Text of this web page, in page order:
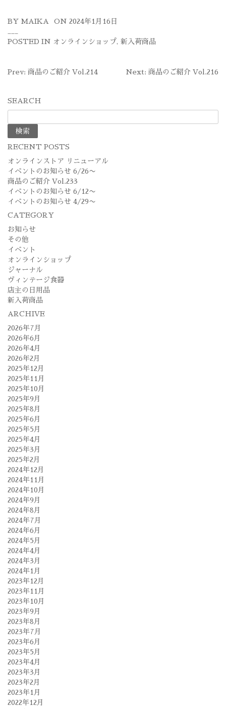
BY MAIKA ON 2024年1月16日
POSTED IN オンラインショップ, 新入荷商品
投
ナ
ビ
ゲ
ー
シ
ョ
ン
Prev: 商品のご紹介 Vol.214 Next: 商品のご紹介 Vol.216
SEARCH
索:
RECENT POSTS
オンラインストア リニューアル
イベントのお知らせ 6/26〜
商品のご紹介 Vol.233
イベントのお知らせ 6/12〜
イベントのお知らせ 4/29〜
CATEGORY
お知らせ
その他
イベント
オンラインショップ
ジャーナル
ヴィンテージ食器
店主の日用品
新入荷商品
ARCHIVE
2026年7月
2026年6月
2026年4月
2026年2月
2025年12月
2025年11月
2025年10月
2025年9月
2025年8月
2025年6月
2025年5月
2025年4月
2025年3月
2025年2月
2024年12月
2024年11月
2024年10月
2024年9月
2024年8月
2024年7月
2024年6月
2024年5月
2024年4月
2024年3月
2024年1月
2023年12月
2023年11月
2023年10月
2023年9月
2023年8月
2023年7月
2023年6月
2023年5月
2023年4月
2023年3月
2023年2月
2023年1月
2022年12月